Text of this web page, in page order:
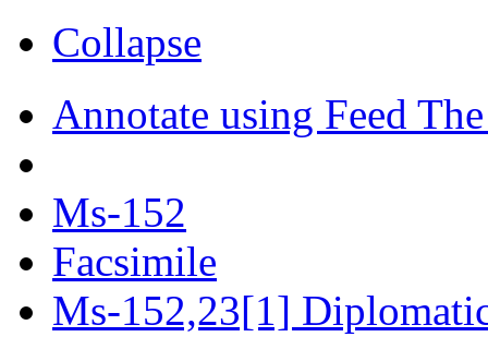
Collapse
Annotate using Feed
Ms-152
Facsimile
Ms-152,23[1]